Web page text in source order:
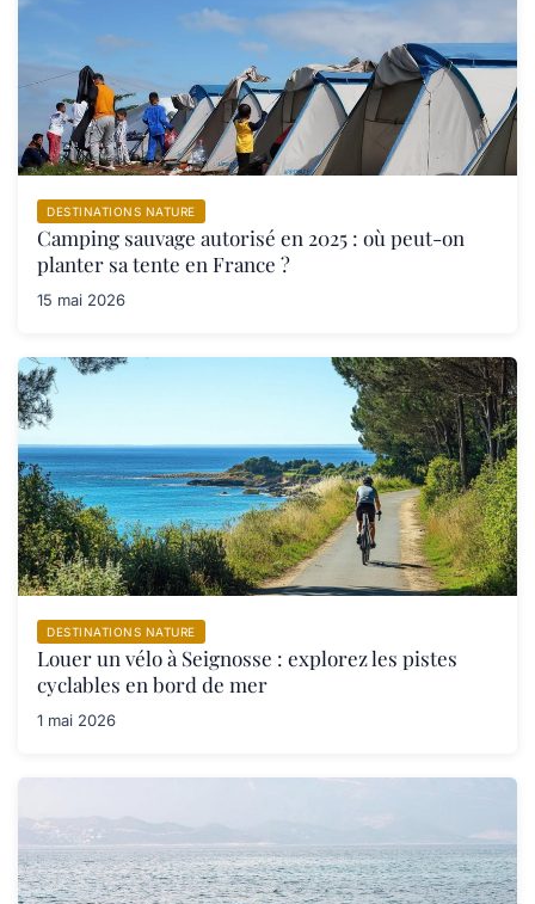
DESTINATIONS NATURE
Camping sauvage autorisé en 2025 : où peut-on
planter sa tente en France ?
15 mai 2026
DESTINATIONS NATURE
Louer un vélo à Seignosse : explorez les pistes
cyclables en bord de mer
1 mai 2026